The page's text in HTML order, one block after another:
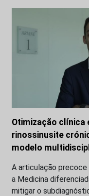
Otimização clínica
rinossinusite
modelo
A articulação precoce
a Medicina
mitigar o